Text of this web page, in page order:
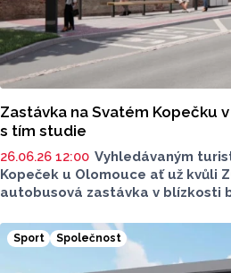
Zastávka na Svatém Kopečku
s tím studie
26.06.26 12:00 Vyhledávaným
Kopeček u Olomouce ať už kvůli
autobusová zastávka v blízkosti
místě. Stávající poloha
do Samotišek není vyhovující.
nacházet o několik metrů dále.
Sport Společnost